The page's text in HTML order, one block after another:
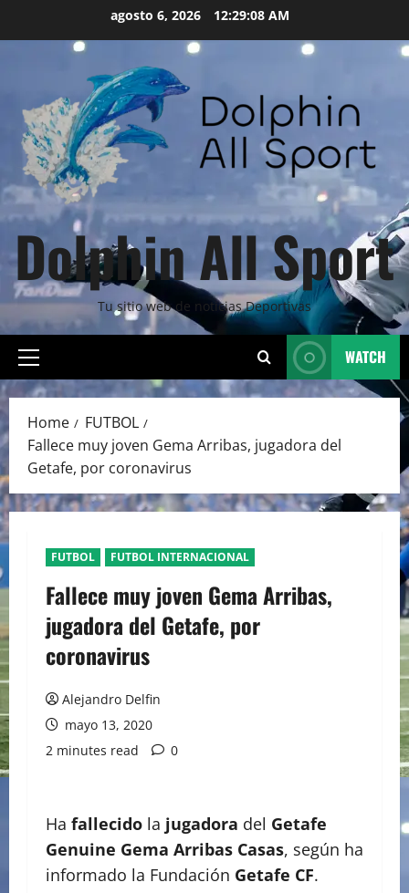
agosto 6, 2026 12:29:09 AM
Dolphin All Sport
Tu sitio web de noticias Deportivas
Primary
Menu
WATCH
Home
FUTBOL
Fallece muy joven Gema Arribas, jugadora del
Getafe, por coronavirus
FUTBOL FUTBOL INTERNACIONAL
Fallece muy joven Gema Arribas,
jugadora del Getafe, por
coronavirus
Alejandro Delfin
mayo 13, 2020
2 minutes read
0
Ha fallecido la jugadora del Getafe
Genuine Gema Arribas Casas, según ha
informado la Fundación Getafe CF.